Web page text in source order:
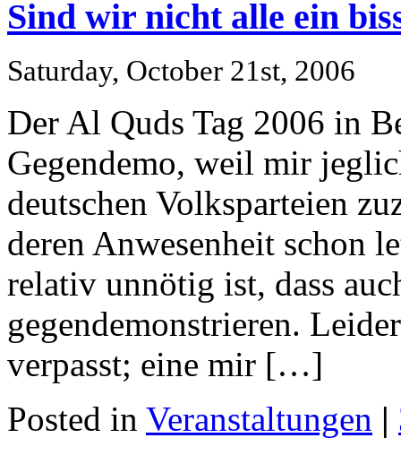
Sind wir nicht alle ein
Saturday, October 21st, 2006
Der Al Quds Tag 2006 in
Gegendemo, weil mir
deutschen Volksparteien
deren Anwesenheit schon
relativ unnötig ist, dass
gegendemonstrieren.
verpasst; eine mir […]
Posted in Veranstaltungen |